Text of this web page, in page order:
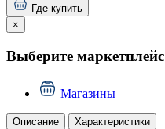
Где купить
×
Выберите маркетплейс
Магазины
Описание Характеристики